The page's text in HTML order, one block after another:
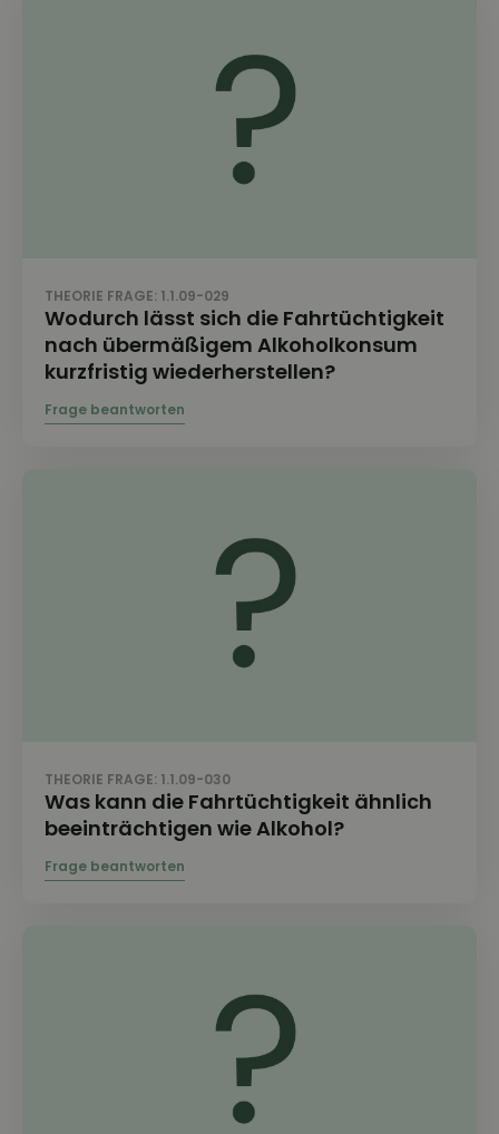
THEORIE FRAGE: 1.1.09-029
Wodurch lässt sich die Fahrtüchtigkeit
nach übermäßigem Alkoholkonsum
kurzfristig wiederherstellen?
THEORIE FRAGE: 1.1.09-030
Was kann die Fahrtüchtigkeit ähnlich
beeinträchtigen wie Alkohol?